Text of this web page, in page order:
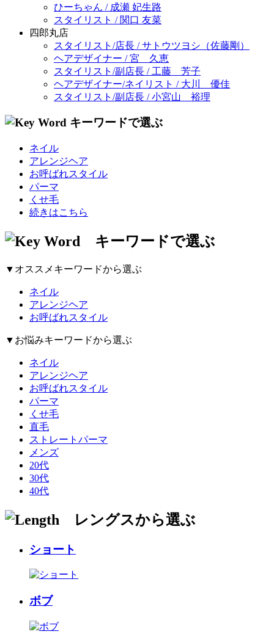
ひーちゃん / 成瀬 妃生路
スタイリスト / 関口 友菜
四郎丸店
スタイリスト/店長 / サトウツヨシ（佐藤剛）
ヘアデザイナー / 宮 久恵
スタイリスト/副店長 / 工藤 芳子
ヘアデザイナー/ネイリスト / 大川 優佳
スタイリスト/副店長 / 小宮山 裕理
ネイル
アレンジヘア
お呼ばれスタイル
パーマ
くせ毛
続きはこちら
▼オススメキーワードから選ぶ
ネイル
アレンジヘア
お呼ばれスタイル
▼お悩みキーワードから選ぶ
ネイル
アレンジヘア
お呼ばれスタイル
パーマ
くせ毛
直毛
ストレートパーマ
メンズ
20代
30代
40代
ショート
ボブ